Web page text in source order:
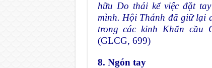
hữu Do thái kể việc đặt
mình. Hội Thánh đã giữ lại
trong các kinh Khẩn cầu
(GLCG, 699)
8. Ngón tay